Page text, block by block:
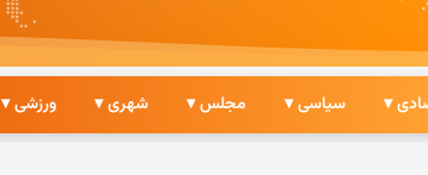
▾ سیاسی ▾ مجلس ▾ شهری ▾ ورزشی ▾